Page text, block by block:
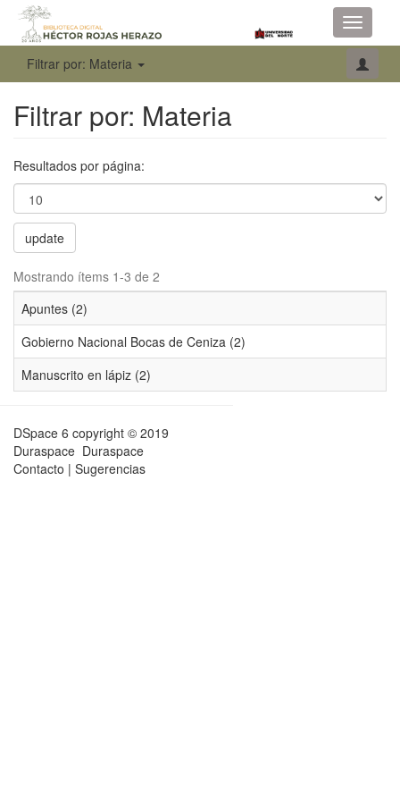
Toggle
Filtrar por: Materia
Filtrar por: Materia
Resultados por página:
update
Mostrando ítems 1-3 de 2
Apuntes (2)
Gobierno Nacional Bocas de Ceniza (2)
Manuscrito en lápiz (2)
DSpace 6 copyright © 2019
Duraspace Duraspace
Contacto | Sugerencias